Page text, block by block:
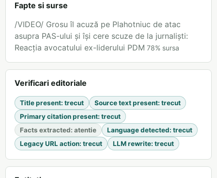
Fapte si surse
/VIDEO/ Grosu îl acuză pe Plahotniuc de atac
asupra PAS-ului și își cere scuze de la jurnaliști:
Reacția avocatului ex-liderului PDM 78% sursa
Verificari editoriale
Title present: trecut Source text present: trecut
Primary citation present: trecut
Facts extracted: atentie Language detected: trecut
Legacy URL action: trecut LLM rewrite: trecut